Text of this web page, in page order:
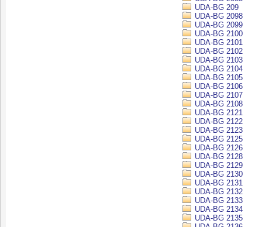
UDA-BG 209
UDA-BG 2098
UDA-BG 2099
UDA-BG 2100
UDA-BG 2101
UDA-BG 2102
UDA-BG 2103
UDA-BG 2104
UDA-BG 2105
UDA-BG 2106
UDA-BG 2107
UDA-BG 2108
UDA-BG 2121
UDA-BG 2122
UDA-BG 2123
UDA-BG 2125
UDA-BG 2126
UDA-BG 2128
UDA-BG 2129
UDA-BG 2130
UDA-BG 2131
UDA-BG 2132
UDA-BG 2133
UDA-BG 2134
UDA-BG 2135